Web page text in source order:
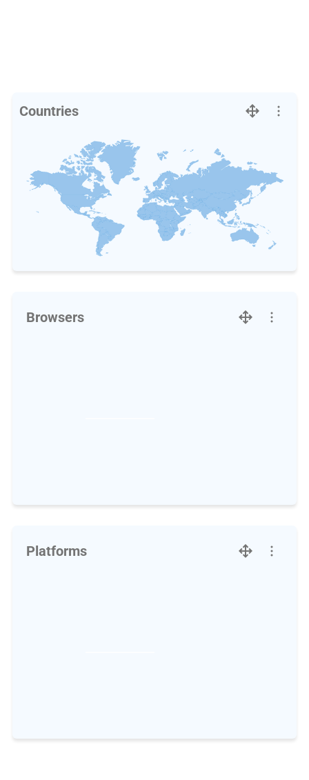
Countries
Browsers
Platforms